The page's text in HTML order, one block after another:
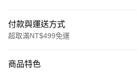
付款與運送方式
超取滿NT$499免運
信用卡一次付款
商品特色